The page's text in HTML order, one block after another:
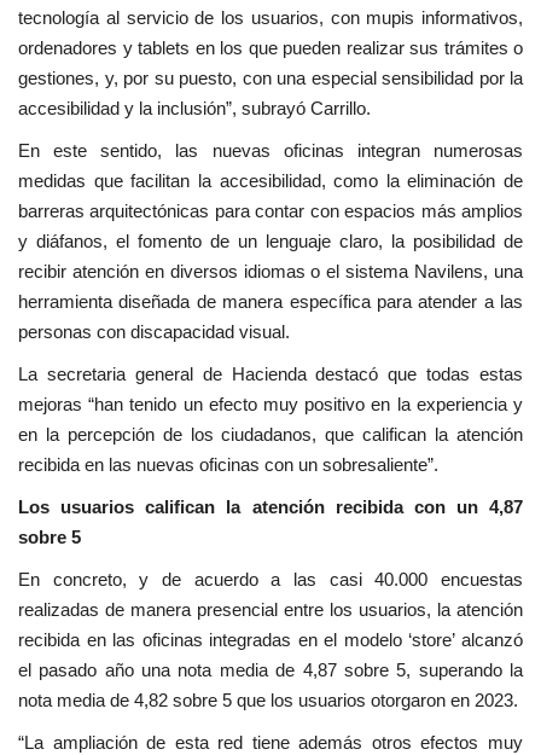
tecnología al servicio de los usuarios, con mupis informativos,
ordenadores y tablets en los que pueden realizar sus trámites o
gestiones, y, por su puesto, con una especial sensibilidad por la
accesibilidad y la inclusión”, subrayó Carrillo.
En este sentido, las nuevas oficinas integran numerosas
medidas que facilitan la accesibilidad, como la eliminación de
barreras arquitectónicas para contar con espacios más amplios
y diáfanos, el fomento de un lenguaje claro, la posibilidad de
recibir atención en diversos idiomas o el sistema Navilens, una
herramienta diseñada de manera específica para atender a las
personas con discapacidad visual.
La secretaria general de Hacienda destacó que todas estas
mejoras “han tenido un efecto muy positivo en la experiencia y
en la percepción de los ciudadanos, que califican la atención
recibida en las nuevas oficinas con un sobresaliente”.
Los usuarios califican la atención recibida con un 4,87
sobre 5
En concreto, y de acuerdo a las casi 40.000 encuestas
realizadas de manera presencial entre los usuarios, la atención
recibida en las oficinas integradas en el modelo ‘store’ alcanzó
el pasado año una nota media de 4,87 sobre 5, superando la
nota media de 4,82 sobre 5 que los usuarios otorgaron en 2023.
“La ampliación de esta red tiene además otros efectos muy